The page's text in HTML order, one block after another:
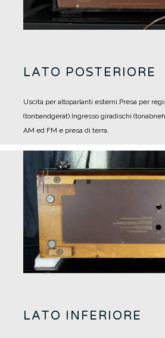
LATO POSTERIORE
Uscita per altoparlanti esterni.Presa per
(tonbandgerat).Ingresso giradischi
AM ed FM e presa di terra.
LATO INFERIORE